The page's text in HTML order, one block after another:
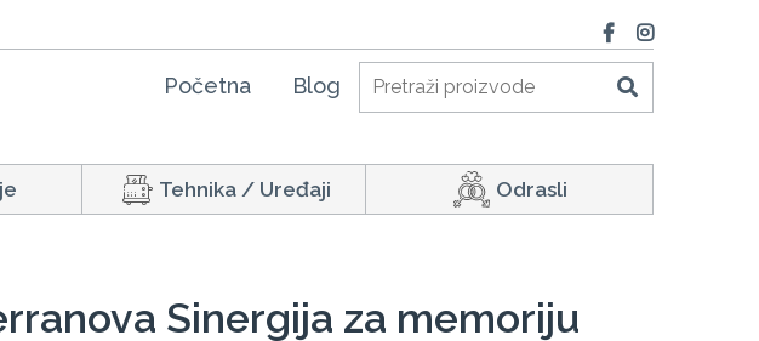
Početna Blog
Tehnika / Uređaji Odrasli
Sinergija za memoriju